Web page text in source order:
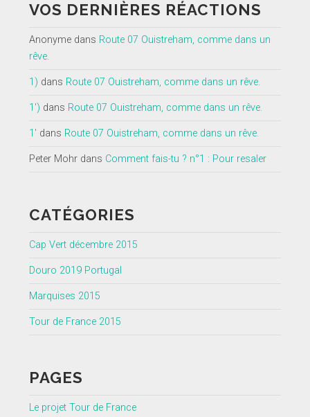
VOS DERNIÈRES RÉACTIONS
Anonymedans Route 07 Ouistreham, comme dans un
rêve.
1) dans Route 07 Ouistreham, comme dans un rêve.
1') dans Route 07 Ouistreham, comme dans un rêve.
1' dans Route 07 Ouistreham, comme dans un rêve.
Peter Mohrdans Comment fais-tu ? n°1 : Pour resaler
CATÉGORIES
Cap Vert décembre 2015
Douro 2019 Portugal
Marquises 2015
Tour de France 2015
PAGES
Le projet Tour de France